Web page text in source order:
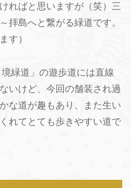
ればと思いますが（笑）三
拝島へと繋がる緑道です。
す）
緑道」の遊歩道には直線
いけど、今回の舗装され過
な道が趣もあり、また生い
れてとても歩きやすい道で